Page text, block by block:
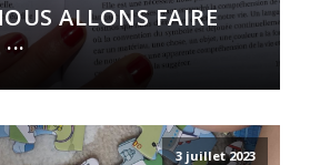
ALLONS FAIRE
...
3 juillet 2023